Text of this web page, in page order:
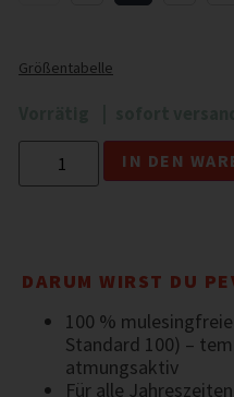
Größentabelle
IN DEN
DARUM WIRST DU
100 %
Standard 100) –
atmungsaktiv
Für alle